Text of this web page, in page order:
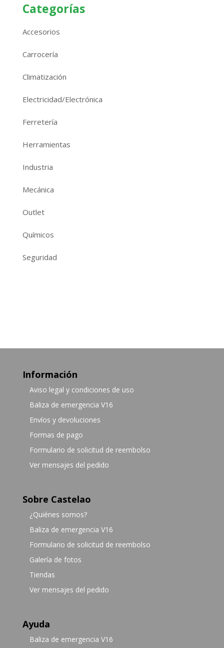
Categorías
Accesorios
Carrocería
Climatización
Electricidad/Electrónica
Ferretería
Herramientas
Industria
Mecánica
Outlet
Químicos
Seguridad
Información
Aviso legal y condiciones de uso
Baliza de emergencia V16
Envíos y devoluciones
Formas de pago
Formulario de solicitud de reembolso
Ver mensajes del pedido
Sobre Castelao
¿Quiénes somos?
Baliza de emergencia V16
Formulario de solicitud de reembolso
Galería de fotos
Tiendas
Ver mensajes del pedido
Ayuda
Baliza de emergencia V16